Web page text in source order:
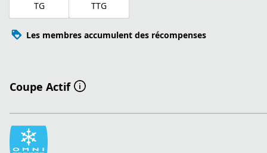
TG TTG
Les membres accumulent des récompenses
Coupe Actif